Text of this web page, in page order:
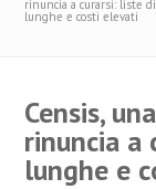
rinuncia a curarsi: liste
lunghe e costi elevati
Censis,
rinuncia a
lunghe e